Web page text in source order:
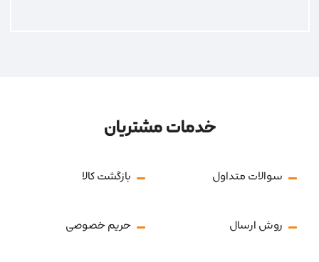
خدمات مشتریان
سوالات متداول بازگشت کالا
روش ارسال حریم خصوصی